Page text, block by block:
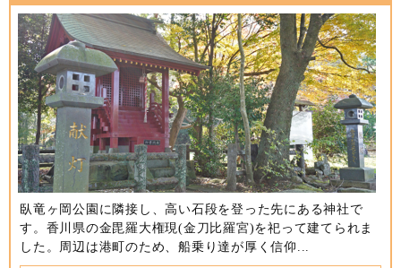
臥竜ヶ岡公園に隣接し、高い石段を登った先にある神社で
す。香川県の金毘羅大権現(金刀比羅宮)を祀って建てられま
した。周辺は港町のため、船乗り達が厚く信仰...